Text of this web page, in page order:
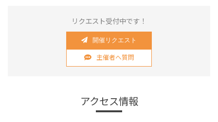
リクエスト受付中です！
開催リクエスト
主催者へ質問
アクセス情報